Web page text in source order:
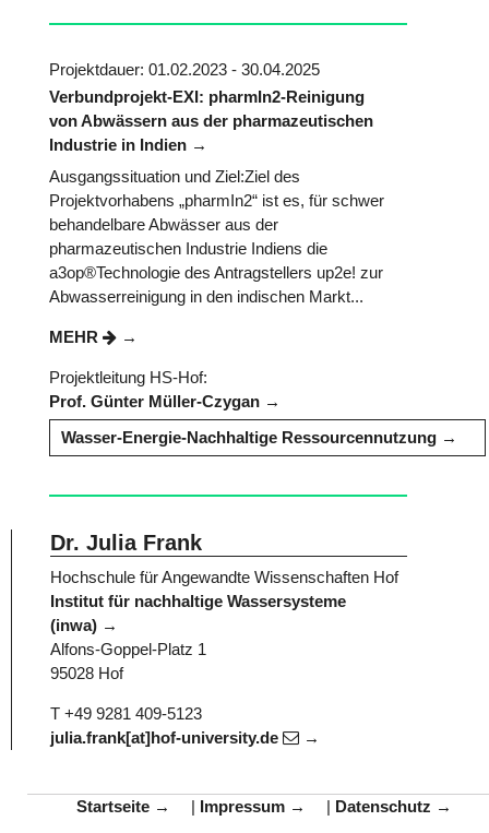
Projektdauer: 01.02.2023 - 30.04.2025
Verbundprojekt-EXI: pharmIn2-Reinigung
von Abwässern aus der pharmazeutischen
Industrie in Indien
Ausgangssituation und Ziel:Ziel des
Projektvorhabens „pharmIn2“ ist es, für schwer
behandelbare Abwässer aus der
pharmazeutischen Industrie Indiens die
a3op®Technologie des Antragstellers up2e! zur
Abwasserreinigung in den indischen Markt...
MEHR
Projektleitung HS-Hof:
Prof. Günter Müller-Czygan
Wasser-Energie-Nachhaltige Ressourcennutzung
Dr. Julia Frank
Hochschule für Angewandte Wissenschaften Hof
Institut für nachhaltige Wassersysteme
(inwa)
Alfons-Goppel-Platz 1
95028 Hof
T +49 9281 409-5123
julia.frank[at]hof-university.de
Startseite | Impressum | Datenschutz